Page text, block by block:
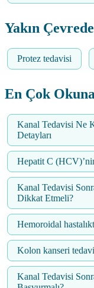
Yakın
Protez tedavisi
En Çok
Kanal Tedavisi Ne
Detayları
Hepatit C
Kanal Tedavisi
Dikkat Etmeli?
Hemoroidal
Kolon kanseri
Kanal Tedavisi